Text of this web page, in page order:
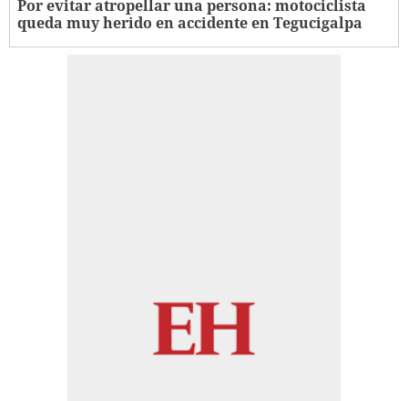
Por evitar atropellar una persona: motociclista
queda muy herido en accidente en Tegucigalpa